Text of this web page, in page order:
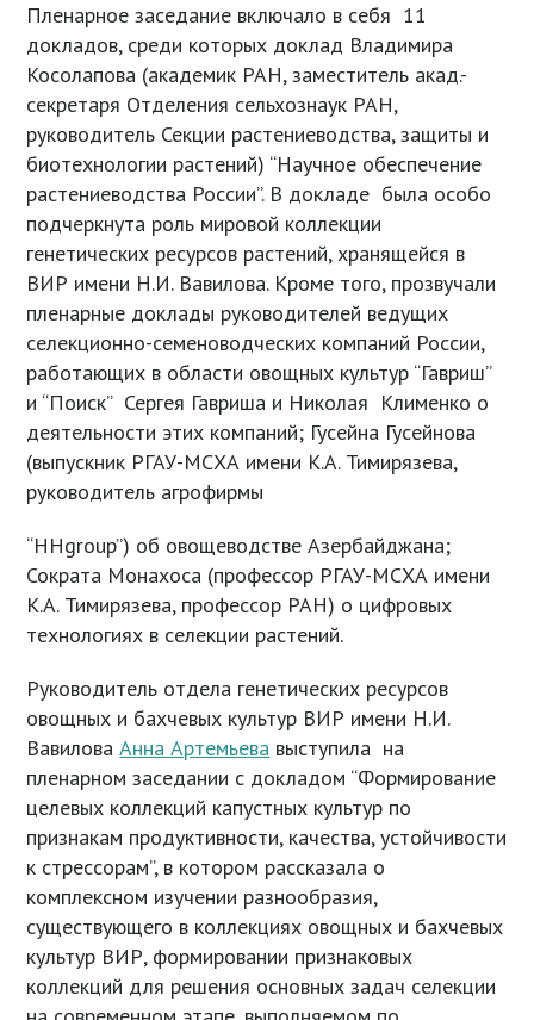
Пленарное заседание включало в себя 11
докладов, среди которых доклад Владимира
Косолапова (академик РАН, заместитель акад.-
секретаря Отделения сельхознаук РАН,
руководитель Секции растениеводства, защиты и
биотехнологии растений) “Научное обеспечение
растениеводства России”. В докладе была особо
подчеркнута роль мировой коллекции
генетических ресурсов растений, хранящейся в
ВИР имени Н.И. Вавилова. Кроме того, прозвучали
пленарные доклады руководителей ведущих
селекционно-семеноводческих компаний России,
работающих в области овощных культур “Гавриш”
и “Поиск” Сергея Гавриша и Николая Клименко о
деятельности этих компаний; Гусейна Гусейнова
(выпускник РГАУ-МСХА имени К.А. Тимирязева,
руководитель агрофирмы
“HHgroup”) об овощеводстве Азербайджана;
Сократа Монахоса (профессор РГАУ-МСХА имени
К.А. Тимирязева, профессор РАН) о цифровых
технологиях в селекции растений.
Руководитель отдела генетических ресурсов
овощных и бахчевых культур ВИР имени Н.И.
ВавиловаАнна Артемьева выступила на
пленарном заседании с докладом “Формирование
целевых коллекций капустных культур по
признакам продуктивности, качества, устойчивости
к стрессорам”, в котором рассказала о
комплексном изучении разнообразия,
существующего в коллекциях овощных и бахчевых
культур ВИР, формировании признаковых
коллекций для решения основных задач селекции